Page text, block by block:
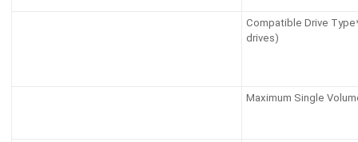
Compatible Drive
drives)
Maximum Single